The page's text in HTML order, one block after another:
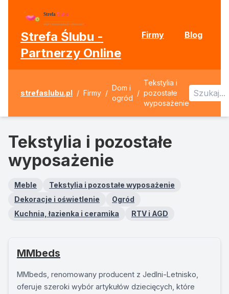
Strefa Ślubu -
Partnerzy Online
Firmy Blog
strefaslubu.pl / Firmy /
Dom i
ogród
/
Tekstylia i
pozostałe
wyposażenie
Tekstylia i pozostałe
wyposażenie
Meble
Tekstylia i pozostałe wyposażenie
Dekoracje i oświetlenie
Ogród
Kuchnia, łazienka i ceramika
RTV i AGD
MMbeds
MMbeds, renomowany producent z Jedlni-Letnisko,
oferuje szeroki wybór artykułów dziecięcych, które